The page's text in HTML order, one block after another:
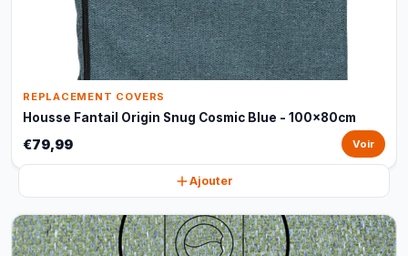
REPLACEMENT COVERS
Housse Fantail Origin Snug Cosmic Blue - 100x80cm
€79,99 Voir
Ajouter